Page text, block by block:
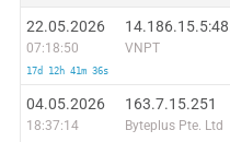
22.05.2026
07:18:50
17d 12h 41m 36s
VNPT
04.05.2026
18:37:14
163.7.15.251
Byteplus Pte. Ltd